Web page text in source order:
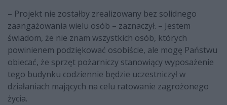
– Projekt nie zostałby zrealizowany bez solidnego
zaangażowania wielu osób – zaznaczył. – Jestem
świadom, że nie znam wszystkich osób, których
powinienem podziękować osobiście, ale mogę Państwu
obiecać, że sprzęt pożarniczy stanowiący wyposażenie
tego budynku codziennie będzie uczestniczył w
działaniach mających na celu ratowanie zagrożonego
życia.